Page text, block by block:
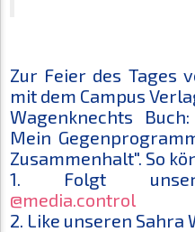
Zur Feier des Tages
mit dem Campus
Wagenknechts
Mein
Zusammenhalt". So
1. Folgt
@media.control
2. Like unseren